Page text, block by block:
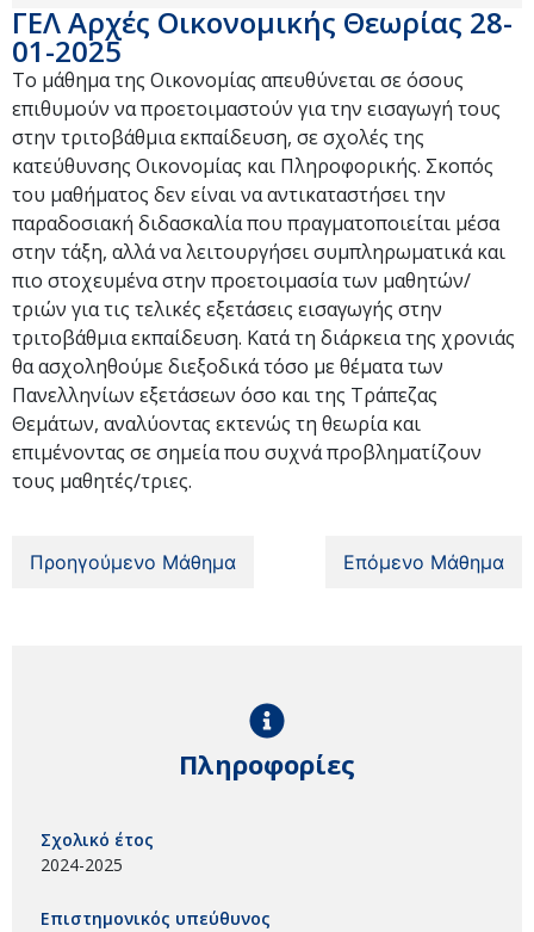
ΓΕΛ Αρχές Οικονομικής Θεωρίας 28-
01-2025
Το μάθημα της Οικονομίας απευθύνεται σε όσους
επιθυμούν να προετοιμαστούν για την εισαγωγή τους
στην τριτοβάθμια εκπαίδευση, σε σχολές της
κατεύθυνσης Οικονομίας και Πληροφορικής. Σκοπός
του μαθήματος δεν είναι να αντικαταστήσει την
παραδοσιακή διδασκαλία που πραγματοποιείται μέσα
στην τάξη, αλλά να λειτουργήσει συμπληρωματικά και
πιο στοχευμένα στην προετοιμασία των μαθητών/
τριών για τις τελικές εξετάσεις εισαγωγής στην
τριτοβάθμια εκπαίδευση. Κατά τη διάρκεια της χρονιάς
θα ασχοληθούμε διεξοδικά τόσο με θέματα των
Πανελληνίων εξετάσεων όσο και της Τράπεζας
Θεμάτων, αναλύοντας εκτενώς τη θεωρία και
επιμένοντας σε σημεία που συχνά προβληματίζουν
τους μαθητές/τριες.
Προηγούμενο Μάθημα Επόμενο Μάθημα
Πληροφορίες
Σχολικό έτος
2024-2025
Επιστημονικός υπεύθυνος